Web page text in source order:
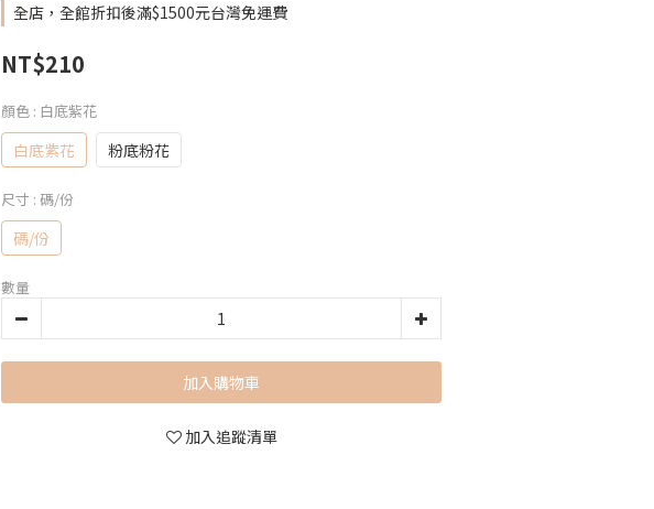
全店，全館折扣後滿$1500元台灣免運費
NT$210
顏色 : 白底紫花
白底紫花 粉底粉花
尺寸 : 碼/份
碼/份
數量
加入購物車
加入追蹤清單